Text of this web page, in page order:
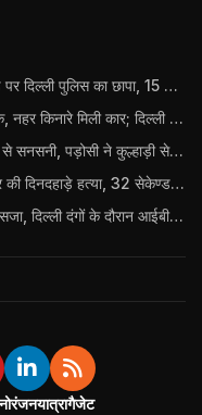
Delhi News: इंद्रपुरी में अवैध जुए के अड्डे पर दिल्ली पुलिस का छापा, 15 जुआरियों को पकड़ा; ₹3.61 लाख नकद और अन्य सामान बरामद
गुरुग्राम में नौकरी के पहले दिन लापता हुआ युवक, नहर किनारे मिली कार; दिल्ली पुलिस ने दर्ज की FIR
Jharkhand News:बोकरो में ट्रिपल मर्डर से सनसनी, पड़ोसी ने कुल्हाड़ी से पति-पत्नी और बहु की हत्या की
Haryana News: फरीदाबाद में महिला टीचर की दिनदहाड़े हत्या, 32 सेकेण्ड में 34 बार किया वार
ताहिर हुसैन समेस 5 लोगों को मिली उम्रकैद की सजा, दिल्ली दंगों के दौरान आईबी अधिकारी का किया था कत्ल
यात्रागैजेट